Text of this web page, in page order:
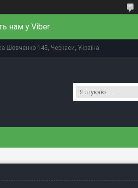
нам у Viber.
Шевченко 145, Черкаси, Україна